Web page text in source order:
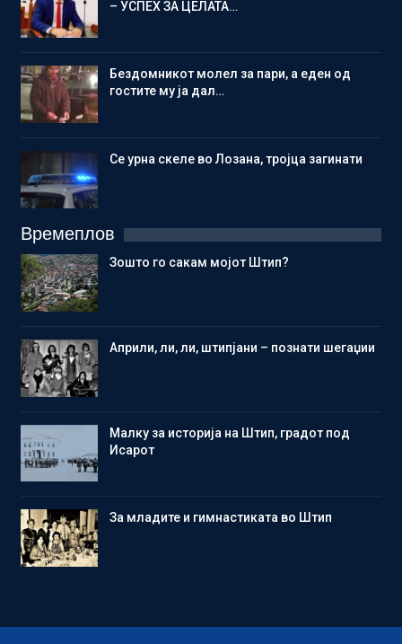
– УСПЕХ ЗА ЦЕЛАТА…
Бездомникот молел за пари, а еден од
гостите му ја дал…
Се урна скеле во Лозана, тројца загинати
Времеплов
Зошто го сакам мојот Штип?
Aприли, ли, ли, штипјани – познати шегаџии
Малку за историја на Штип, градот под
Исарот
Зa младите и гимнастиката во Штип